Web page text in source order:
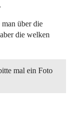
über die
die welken
mal ein Foto